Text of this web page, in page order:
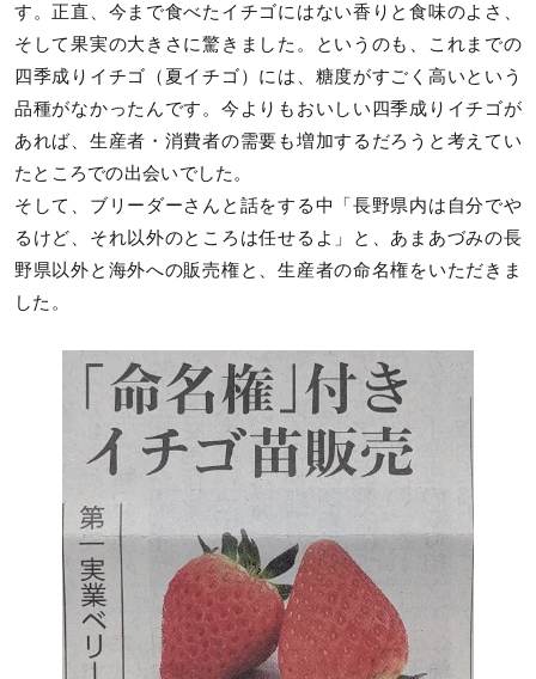
す。正直、今まで食べたイチゴにはない香りと食味のよさ、
そして果実の大きさに驚きました。というのも、これまでの
四季成りイチゴ（夏イチゴ）には、糖度がすごく高いという
品種がなかったんです。今よりもおいしい四季成りイチゴが
あれば、生産者・消費者の需要も増加するだろうと考えてい
たところでの出会いでした。
そして、ブリーダーさんと話をする中「長野県内は自分でや
るけど、それ以外のところは任せるよ」と、あまあづみの長
野県以外と海外への販売権と、生産者の命名権をいただきま
した。